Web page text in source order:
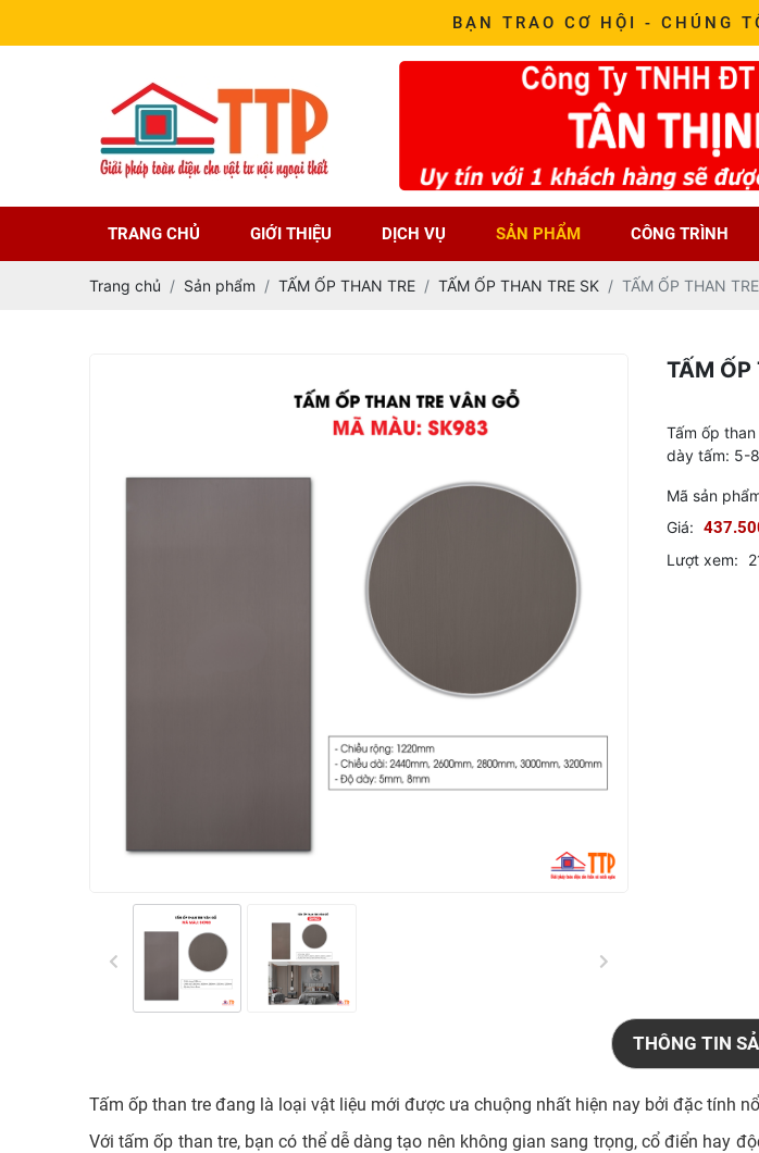
BẠN TRAO CƠ HỘI - CHÚNG
TRANG CHỦ GIỚI THIỆU DỊCH VỤ SẢN PHẨM CÔNG TRÌNH
Trang chủ Sản phẩm TẤM ỐP THAN TRE TẤM ỐP THAN TRE SK TẤM ỐP THAN
TẤM ỐP
Tấm ốp
dày tấm: 5-
Mã sản
Giá:
Lượt xem:
THÔNG TIN
Tấm ốp than tre đang là loại vật liệu mới được ưa chuộng nhất hiện nay bởi đặc tính
Với tấm ốp than tre, bạn có thể dễ dàng tạo nên không gian sang trọng, cổ điển hay